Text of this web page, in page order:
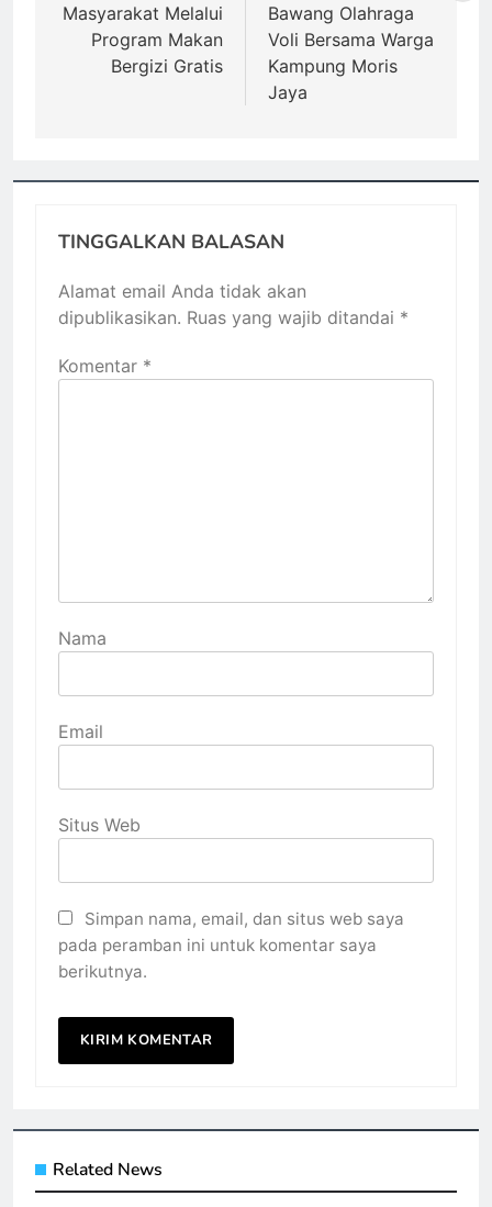
Masyarakat Melalui
Program Makan
Bergizi Gratis
Bawang Olahraga
Voli Bersama Warga
Kampung Moris
Jaya
TINGGALKAN BALASAN
Alamat email Anda tidak akan
dipublikasikan. Ruas yang wajib ditandai *
Komentar *
Nama
Email
Situs Web
Simpan nama, email, dan situs web saya
pada peramban ini untuk komentar saya
berikutnya.
Related News